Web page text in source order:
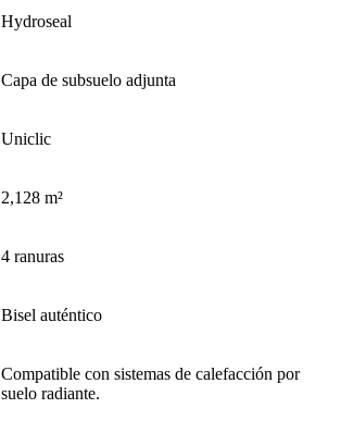
Hydroseal
Capa de subsuelo adjunta
Uniclic
2,128 m²
4 ranuras
Bisel auténtico
Compatible con sistemas de calefacción por
suelo radiante.